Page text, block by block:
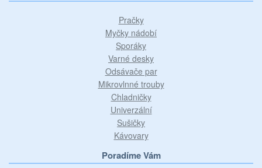
Pračky
Myčky nádobí
Sporáky
Varné desky
Odsávače par
Mikrovlnné trouby
Chladničky
Univerzální
Sušičky
Kávovary
Poradíme Vám